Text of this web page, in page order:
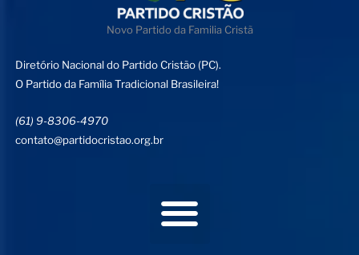
Novo Partido da Familia Cristã
Diretório Nacional do Partido Cristão (PC).
O Partido da Família Tradicional Brasileira!
(61) 9-8306-4970
contato@partidocristao.org.br